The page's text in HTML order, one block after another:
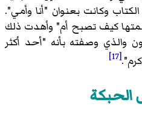
بعنوان "أنا وأمي".
كيف تصبح أم" وأهدت ذلك
وصفته بأنه "أحد أكثر
[17]